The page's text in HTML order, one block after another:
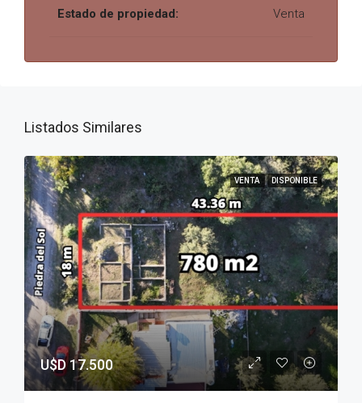
Estado de propiedad: Venta
Listados Similares
VENTA DISPONIBLE
U$D 17.500